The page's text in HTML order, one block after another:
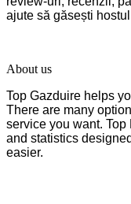
ajute să găsești
About us
Top Gazduire helps
There are many
service you want.
and statistics
easier.